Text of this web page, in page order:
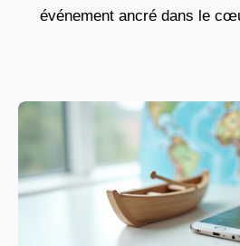
événement ancré dans le